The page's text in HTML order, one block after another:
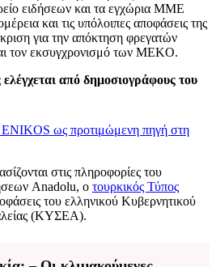
ειδήσεων και τα εγχώρια ΜΜΕ
και τις υπόλοιπες αποφάσεις της
για την απόκτηση φρεγατών
τον εκσυγχρονισμό των MEKO.
από δημοσιογράφους του
ως προτιμώμενη πηγή στη
στις πληροφορίες του
Anadolu, ο τουρκικός Τύπος
του ελληνικού Κυβερνητικού
(ΚΥΣΕΑ).